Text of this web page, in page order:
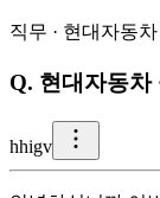
직무 · 현대자동차
Q. 현대자동차
hhigv